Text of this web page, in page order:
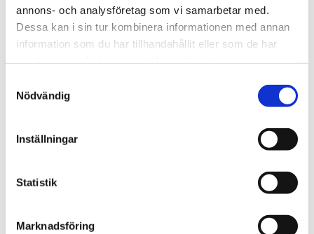
annons- och analysföretag som vi samarbetar med.
Dessa kan i sin tur kombinera informationen med annan
information som du har tillhandahållit eller som de har
Nödvändig
Inställningar
Statistik
Marknadsföring
Du
Bli den första att lämna ett omdöme.